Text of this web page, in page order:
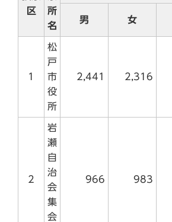
区
所
名
男 女
1
松
戸
市
役
所
2,441 2,316
2
岩
瀬
自
治
会
集
会
966 983